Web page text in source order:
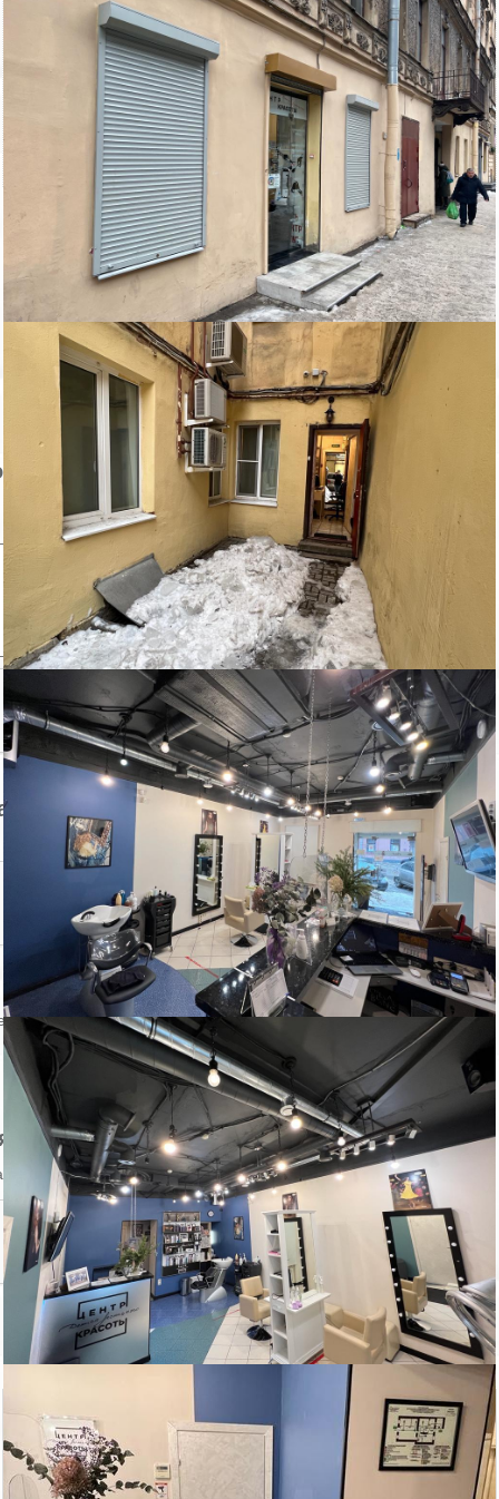
- S общ. 94.5 кв. м.
- Вентиляция, кондиционирование, сигнализация, спутниковое
- Первый этаж.
- Евроремонт.
- 2 входа (1 с Жуковского ул., 1 со двора).
- Потолки 3.70 м.
- 15 кВт. по договору.
- В аренду 195 000 руб/мес.
Пожаловаться на объявление
Продано
Несуществующий объект
Неверная цена
Неверный адрес
Не дозвониться
Другая причина
Связаться с продавцом
Следить за объектом
Контактный телефон:
объекта
на объявление?
Похожие объекты в Центральном районе
Чайковского ул.,...
Аренда магазина
Бонч-Бруевича ул...
Аренда магазина